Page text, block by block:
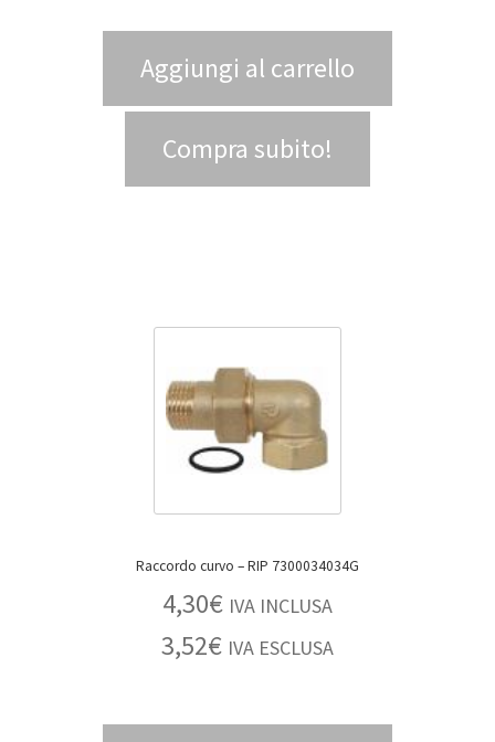
Aggiungi al carrello
Compra subito!
Raccordo curvo – RIP 7300034034G
4,30€ IVA INCLUSA
3,52€ IVA ESCLUSA